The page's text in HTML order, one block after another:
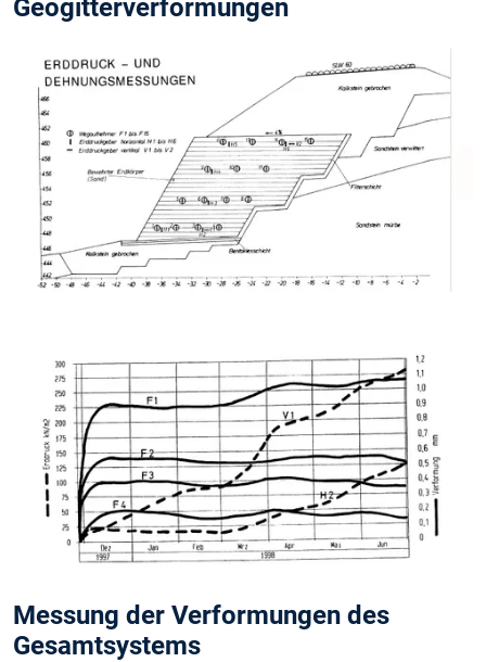
Geogitterverformungen
Messung der Verformungen des
Gesamtsystems